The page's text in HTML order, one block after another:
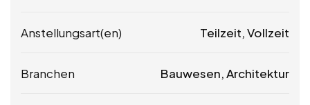
Anstellungsart(en) Teilzeit, Vollzeit
Branchen Bauwesen, Architektur